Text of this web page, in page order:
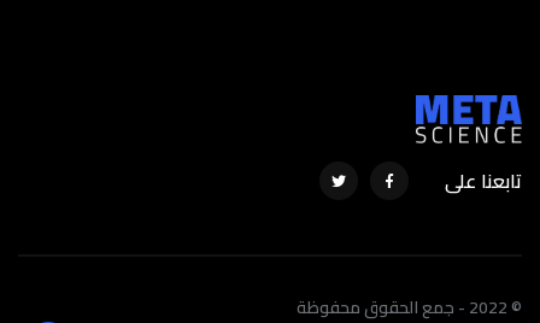
تابعنا على
© 2022 - جمع الحقوق محفوظة